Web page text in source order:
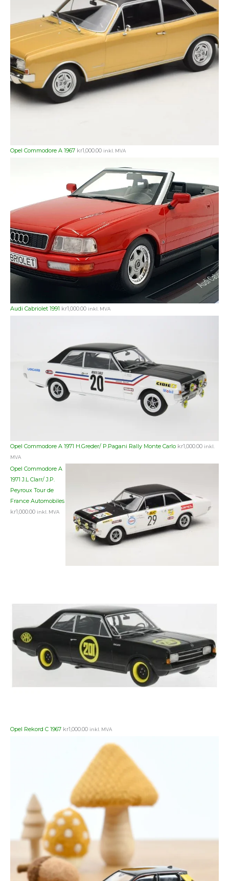
Opel Commodore A 1967 kr1,000.00 inkl. MVA
Audi Cabriolet 1991 kr1,000.00 inkl. MVA
Opel Commodore A 1971 H.Greder/ P.Pagani Rally Monte Carlo kr1,000.00 inkl.
MVA
Opel Commodore A
1971 J.L Clarr/ J.P.
Peyroux Tour de
France Automobiles
kr1,000.00 inkl. MVA
Opel Rekord C 1967 kr1,000.00 inkl. MVA